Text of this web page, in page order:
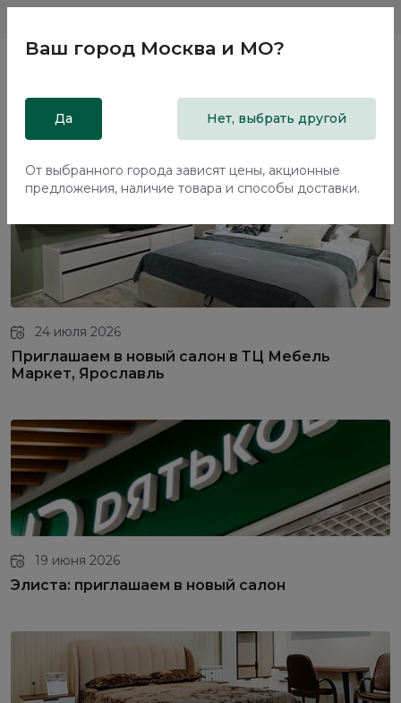
Главная Новости и события
24 июля 2026
Приглашаем в новый салон в ТЦ Мебель
Маркет, Ярославль
19 июня 2026
Элиста: приглашаем в новый салон
Ваш город Москва и МО?
Да Нет, выбрать другой
От выбранного города зависят цены, акционные
предложения, наличие товара и способы доставки.